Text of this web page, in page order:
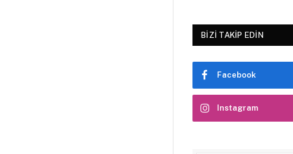
BIZI TAKIP EDIN
Facebook
Instagram